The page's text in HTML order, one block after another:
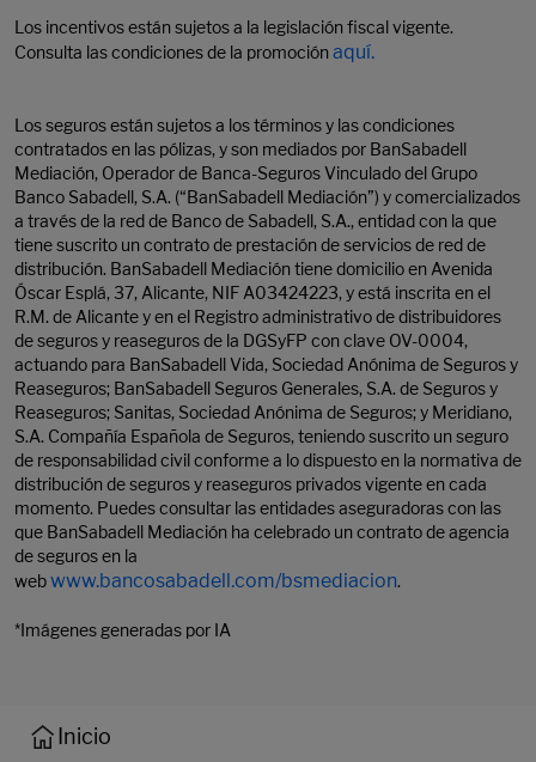
Los incentivos están sujetos a la legislación fiscal vigente.
Consulta las condiciones de la promoción aquí.
Los seguros están sujetos a los términos y las condiciones
contratados en las pólizas, y son mediados por BanSabadell
Mediación, Operador de Banca-Seguros Vinculado del Grupo
Banco Sabadell, S.A. (“BanSabadell Mediación”) y comercializados
a través de la red de Banco de Sabadell, S.A., entidad con la que
tiene suscrito un contrato de prestación de servicios de red de
distribución. BanSabadell Mediación tiene domicilio en Avenida
Óscar Esplá, 37, Alicante, NIF A03424223, y está inscrita en el
R.M. de Alicante y en el Registro administrativo de distribuidores
de seguros y reaseguros de la DGSyFP con clave OV-0004,
actuando para BanSabadell Vida, Sociedad Anónima de Seguros y
Reaseguros; BanSabadell Seguros Generales, S.A. de Seguros y
Reaseguros; Sanitas, Sociedad Anónima de Seguros; y Meridiano,
S.A. Compañía Española de Seguros, teniendo suscrito un seguro
de responsabilidad civil conforme a lo dispuesto en la normativa de
distribución de seguros y reaseguros privados vigente en cada
momento. Puedes consultar las entidades aseguradoras con las
que BanSabadell Mediación ha celebrado un contrato de agencia
de seguros en la
webwww.bancosabadell.com/bsmediacion.
*Imágenes generadas por IA
Inicio